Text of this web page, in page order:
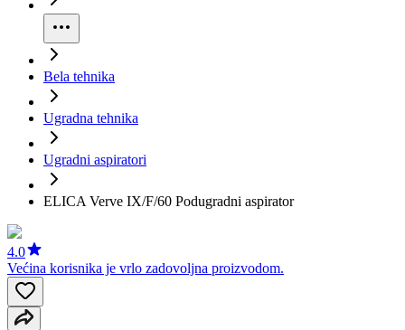
Bela tehnika
Ugradna tehnika
Ugradni aspiratori
ELICA Verve IX/F/60 Podugradni aspirator
4.0
Većina korisnika je vrlo zadovoljna proizvodom.